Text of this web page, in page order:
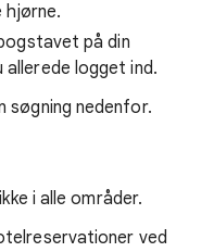
hjørne.
på din
logget ind.
søgning nedenfor.
i alle områder.
ved